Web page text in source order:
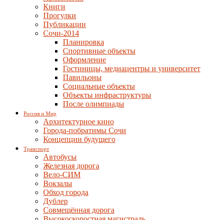
Книги
Прогулки
Публикации
Сочи-2014
Планировка
Спортивные объекты
Оформление
Гостиницы, медиацентры и университет
Павильоны
Социальные объекты
Объекты инфраструктуры
После олимпиады
Россия и Мир
Архитектурное кино
Города-побратимы Сочи
Концепции будущего
Транспорт
Автобусы
Железная дорога
Вело-СИМ
Вокзалы
Обход города
Дублер
Совмещённая дорога